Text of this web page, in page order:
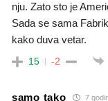
nju. Zato sto je
Sada se sama
kako duva vetar.
15 -2
samo tako 7